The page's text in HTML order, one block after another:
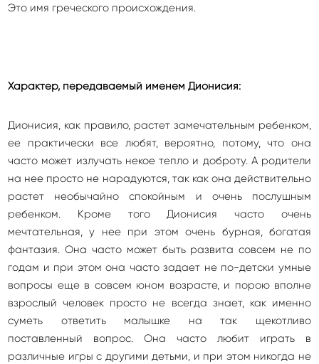
Это имя греческого происхождения.
Характер, передаваемый именем Дионисия:
Дионисия, как правило, растет замечательным ребенком,
ее практически все любят, вероятно, потому, что она
часто может излучать некое тепло и доброту. А родители
на нее просто не нарадуются, так как она действительно
растет необычайно спокойным и очень послушным
ребенком. Кроме того Дионисия часто очень
мечтательная, у нее при этом очень бурная, богатая
фантазия. Она часто может быть развита совсем не по
годам и при этом она часто задает не по-детски умные
вопросы еще в совсем юном возрасте, и порою вполне
взрослый человек просто не всегда знает, как именно
суметь ответить малышке на так щекотливо
поставленный вопрос. Она часто любит играть в
различные игры с другими детьми, и при этом никогда не